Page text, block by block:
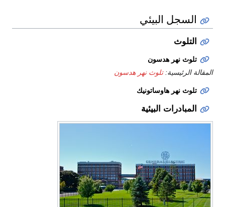
السجل البيئي
التلوث
تلوث نهر هدسون
المقالة الرئيسية:تلوث نهر هدسون
تلوث نهر هاوساتونيك
المبادرات البيئية